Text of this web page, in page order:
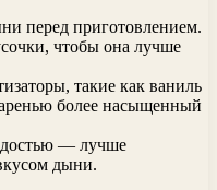
перед приготовлением.
чтобы она лучше
такие как ваниль
более насыщенный
— лучше
дыни.